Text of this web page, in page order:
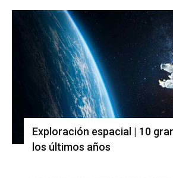
Exploración espacial | 10
los últimos años